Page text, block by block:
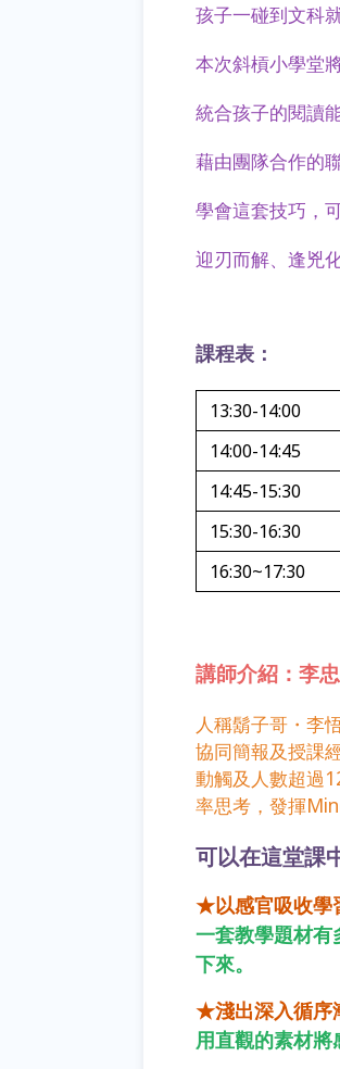
孩子一碰到文科
本次斜槓小學堂
統合孩子的閱讀
藉由團隊合作的
學會這套技巧，
迎刃而解、逢兇
課程表：
13:30-14:00
14:00-14:45
14:45-15:30
15:30-16:30
16:30~17:30
講師介紹：李
人稱鬍子哥・李
協同簡報及授課
動觸及人數超過
率思考，發揮
可以在這堂課
★以感官吸收學
一套教學題材有
下來。
★淺出深入循序
用直觀的素材將